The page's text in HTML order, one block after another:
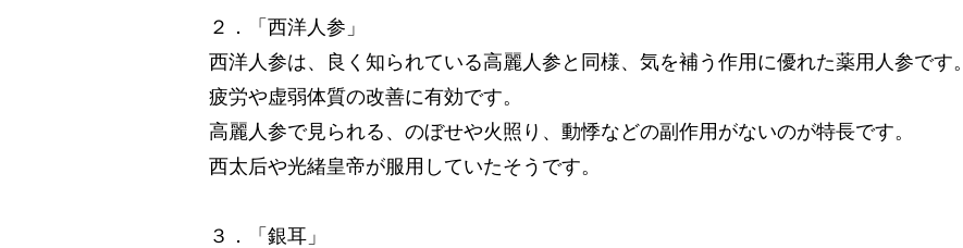
２．「西洋人参」
西洋人参は、良く知られている高麗人参と同様、気を補う作用に優れた薬用人参です。
疲労や虚弱体質の改善に有効です。
高麗人参で見られる、のぼせや火照り、動悸などの副作用がないのが特長です。
西太后や光緒皇帝が服用していたそうです。
３．「銀耳」